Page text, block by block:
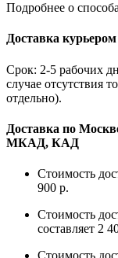
Подробнее о
Доставка
Срок: 2-5 рабочих
случае отсутствия
отдельно).
Доставка по
МКАД, КАД
Стоимость
900 р.
Стоимость
составляет 2
Стоимость